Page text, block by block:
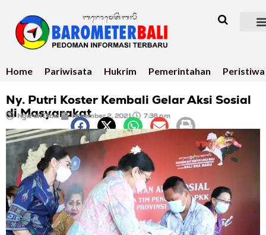
Home Pariwisata Hukrim Pemerintahan Peristiwa
Ny. Putri Koster Kembali Gelar Aksi Sosial
di Masyarakat
Ngurah Dibia November 2, 2021 7:38 pm